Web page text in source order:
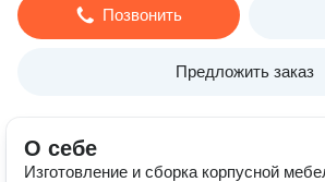
Позвонить
Предложить заказ
О себе
Изготовление и сборка корпусной